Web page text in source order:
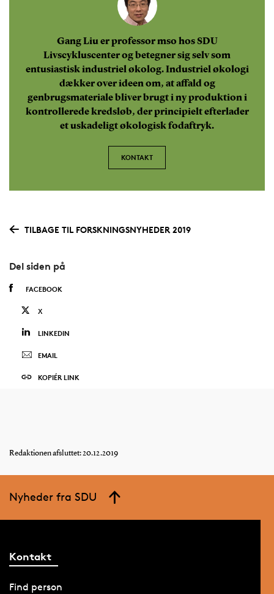
Gang Liu er professor mso hos SDU
Livscykluscenter og betegner sig selv som
entusiastisk industriel økolog. Industriel økologi
dækker over ideen om, at affald og
genbrugsmateriale bliver brugt i ny produktion i
kontrollerede kredsløb, der principielt efterlader
et uskadeligt økologisk fodaftryk.
KONTAKT
TILBAGE TIL FORSKNINGSNYHEDER 2019
Del siden på
FACEBOOK
X
LINKEDIN
EMAIL
KOPIÉR LINK
Redaktionen afsluttet: 20.12.2019
Nyheder fra SDU
Kontakt
Find person